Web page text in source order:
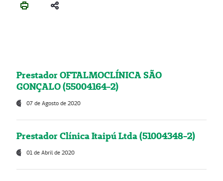
Prestador OFTALMOCLÍNICA SÃO
GONÇALO (55004164-2)
07 de Agosto de 2020
Prestador Clínica Itaipú Ltda (51004348-2)
01 de Abril de 2020